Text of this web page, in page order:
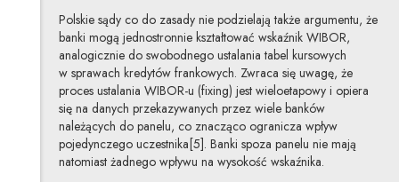
Polskie sądy co do zasady nie podzielają także argumentu, że
banki mogą jednostronnie kształtować wskaźnik WIBOR,
analogicznie do swobodnego ustalania tabel kursowych
w sprawach kredytów frankowych. Zwraca się uwagę, że
proces ustalania WIBOR-u (fixing) jest wieloetapowy i opiera
się na danych przekazywanych przez wiele banków
należących do panelu, co znacząco ogranicza wpływ
pojedynczego uczestnika[5]. Banki spoza panelu nie mają
natomiast żadnego wpływu na wysokość wskaźnika.